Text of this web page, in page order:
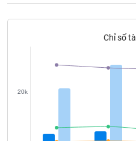
Chỉ số
20k
chính
tài